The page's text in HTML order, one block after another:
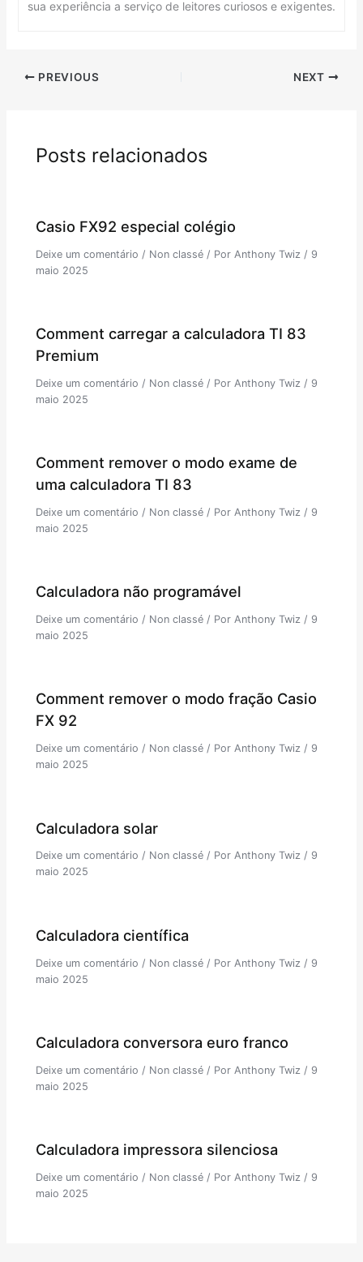
sua experiência a serviço de leitores curiosos e exigentes.
PREVIOUS NEXT
Posts relacionados
Casio FX92 especial colégio
Deixe um comentário / Non classé / Por Anthony Twiz / 9
maio 2025
Comment carregar a calculadora TI 83
Premium
Deixe um comentário / Non classé / PorAnthony Twiz/ 9
maio 2025
Comment remover o modo exame de
uma calculadora TI 83
Deixe um comentário / Non classé / PorAnthony Twiz/ 9
maio 2025
Calculadora não programável
Deixe um comentário / Non classé / PorAnthony Twiz/ 9
maio 2025
Comment remover o modo fração Casio
FX 92
Deixe um comentário / Non classé / PorAnthony Twiz/ 9
maio 2025
Calculadora solar
Deixe um comentário / Non classé / PorAnthony Twiz/ 9
maio 2025
Calculadora científica
Deixe um comentário / Non classé / Por Anthony Twiz / 9
maio 2025
Calculadora conversora euro franco
Deixe um comentário / Non classé / Por Anthony Twiz / 9
maio 2025
Calculadora impressora silenciosa
Deixe um comentário / Non classé / Por Anthony Twiz / 9
maio 2025